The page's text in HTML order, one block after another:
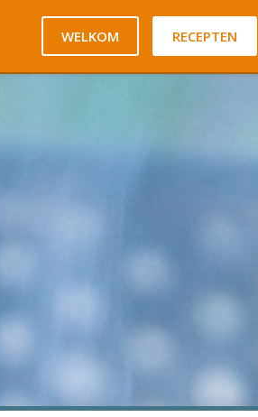
WELKOM RECEPTEN